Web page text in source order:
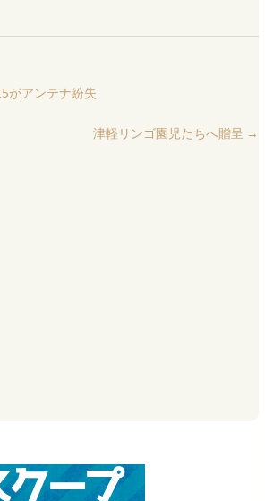
がアンテナ紛失
津軽リンゴ園児たちへ贈呈 →